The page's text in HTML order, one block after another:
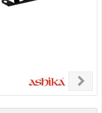
chevron_right
Next